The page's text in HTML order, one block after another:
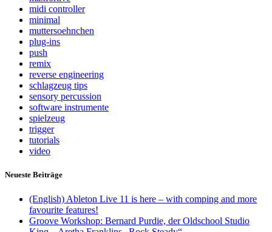
midi controller
minimal
muttersoehnchen
plug-ins
push
remix
reverse engineering
schlagzeug tips
sensory percussion
software instrumente
spielzeug
trigger
tutorials
video
Neueste Beiträge
(English) Ableton Live 11 is here – with comping and more
favourite features!
Groove Workshop: Bernard Purdie, der Oldschool Studio